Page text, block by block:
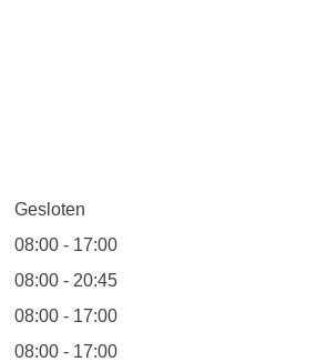
Gesloten
08:00 - 17:00
08:00 - 20:45
08:00 - 17:00
08:00 - 17:00